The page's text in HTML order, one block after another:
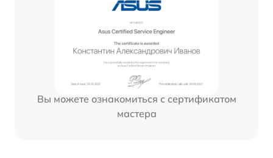
Вы можете ознакомиться с сертификатом
мастера